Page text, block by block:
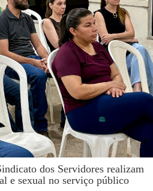
dos Servidores realizam
e sexual no serviço público